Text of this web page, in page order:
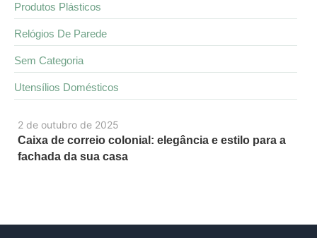
2 de outubro de 2025
Caixa de correio colonial: elegância e estilo para a
fachada da sua casa
Produtos Plásticos
Relógios De Parede
Sem Categoria
Utensílios Domésticos